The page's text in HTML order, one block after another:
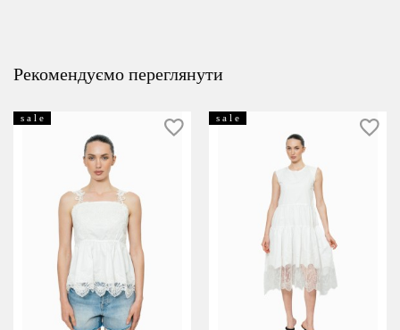
Рекомендуємо переглянути
s a l e s a l e